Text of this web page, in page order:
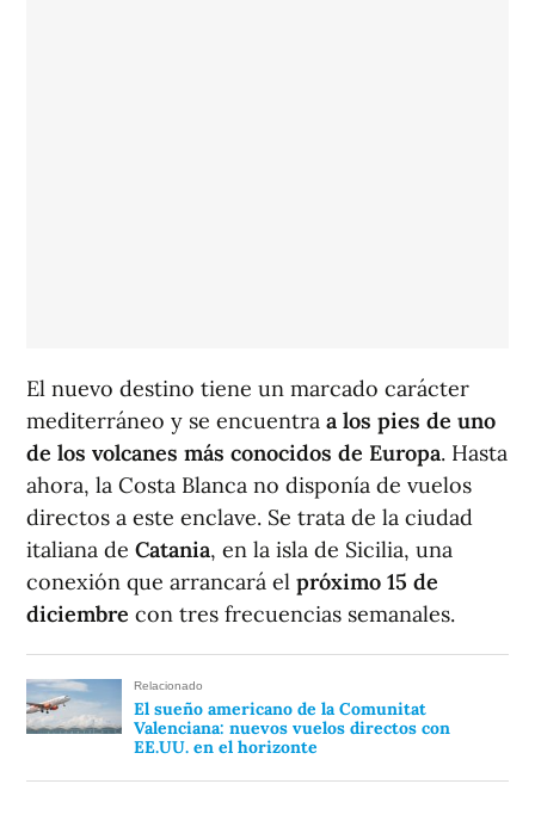
El nuevo destino tiene un marcado carácter
mediterráneo y se encuentra a los pies de uno
de los volcanes más conocidos de Europa. Hasta
ahora, la Costa Blanca no disponía de vuelos
directos a este enclave. Se trata de la ciudad
italiana de Catania, en la isla de Sicilia, una
conexión que arrancará el próximo 15 de
diciembre con tres frecuencias semanales.
Relacionado
El sueño americano de la Comunitat
Valenciana: nuevos vuelos directos con
EE.UU. en el horizonte